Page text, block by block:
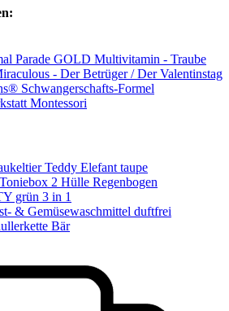
Parade GOLD Multivitamin - Traube
- Der Betrüger / Der Valentinstag
Schwangerschafts-Formel
Montessori
Teddy Elefant taupe
2 Hülle Regenbogen
grün 3 in 1
& Gemüsewaschmittel duftfrei
Bär